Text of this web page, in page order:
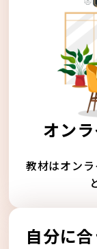
オン
教材はオン
自分に